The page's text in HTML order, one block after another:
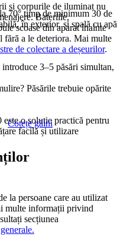
70° timp de minimum 30 de
în exterior, și spală cu apă
3–5 păsări simultan,
Păsările trebuie opărite
o soluție practică pentru
facilă și utilizare
și corpurile de iluminat nu
Bateriile,
scoase din aparat înainte
fără a le deteriora. Mai multe
de colectare a deșeurilor.
Cotețe găini
la persoane care au utilizat
multe informații privind
secțiunea